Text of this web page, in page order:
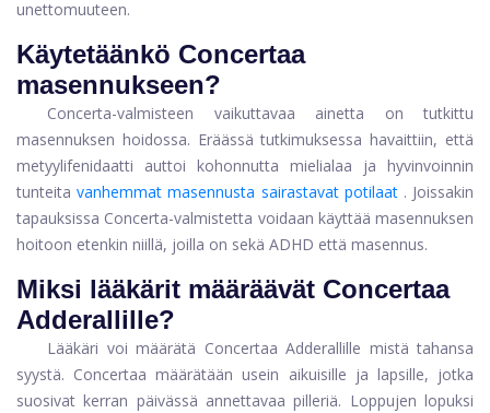
unettomuuteen.
Käytetäänkö Concertaa
masennukseen?
Concerta-valmisteen vaikuttavaa ainetta on tutkittu
masennuksen hoidossa. Eräässä tutkimuksessa havaittiin, että
metyylifenidaatti auttoi kohonnutta mielialaa ja hyvinvoinnin
tunteitavanhemmat masennusta sairastavat potilaat. Joissakin
tapauksissa Concerta-valmistetta voidaan käyttää masennuksen
hoitoon etenkin niillä, joilla on sekä ADHD että masennus.
Miksi lääkärit määräävät Concertaa
Adderallille?
Lääkäri voi määrätä Concertaa Adderallille mistä tahansa
syystä. Concertaa määrätään usein aikuisille ja lapsille, jotka
suosivat kerran päivässä annettavaa pilleriä. Loppujen lopuksi